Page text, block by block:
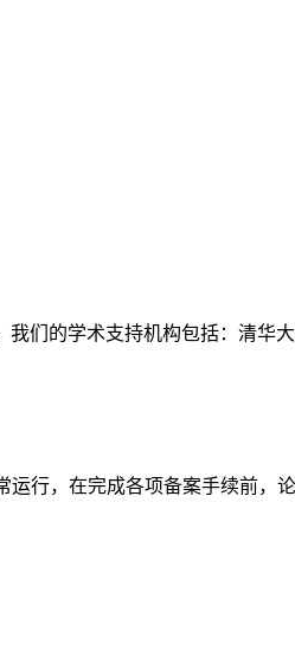
们的学术支持机构包括：清华
行，在完成各项备案手续前，